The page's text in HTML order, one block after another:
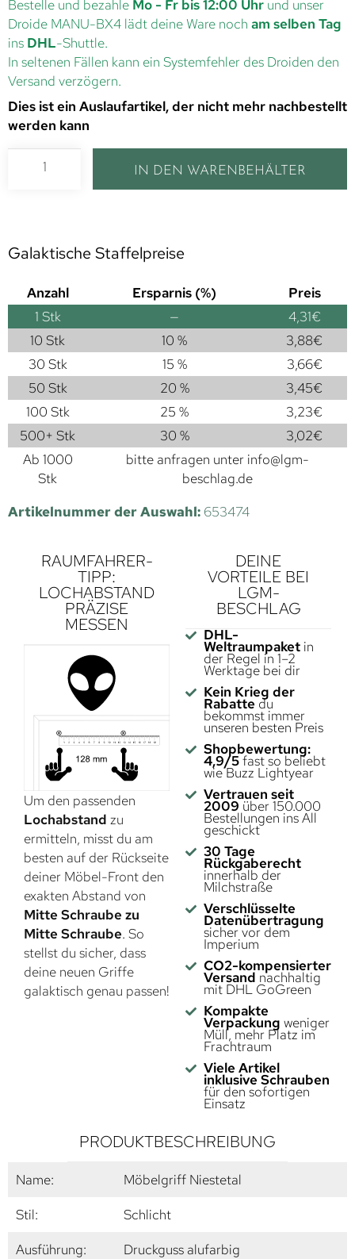
Bestelle und bezahle Mo - Fr bis 12:00 Uhr und unser
Droide MANU-BX4 lädt deine Ware noch am selben Tag
ins DHL-Shuttle.
In seltenen Fällen kann ein Systemfehler des Droiden den
Versand verzögern.
Dies ist ein Auslaufartikel, der nicht mehr nachbestellt
werden kann
IN DEN WARENBEHÄLTER
Galaktische Staffelpreise
Anzahl Ersparnis (%)
Preis
1 Stk — 4,31€
10 Stk
10 % 3,88€
30 Stk
15 % 3,66€
50 Stk
20 % 3,45€
100 Stk
25 % 3,23€
500+ Stk
30 % 3,02€
Ab 1000
Stk
bitte anfragen unter info@lgm-
beschlag.de
Artikelnummer der Auswahl: 653474
RAUMFAHRER-
TIPP:
LOCHABSTAND
PRÄZISE
MESSEN
Um den passenden
Lochabstand zu
ermitteln, misst du am
besten auf der Rückseite
deiner Möbel-Front den
exakten Abstand von
Mitte Schraube zu
Mitte Schraube. So
stellst du sicher, dass
deine neuen Griffe
galaktisch genau passen!
DEINE
VORTEILE BEI
LGM-
BESCHLAG
DHL-
Weltraumpaketin
der Regel in 1–2
Werktage bei dir
Kein Krieg der
Rabatte du
bekommst immer
unseren besten Preis
Shopbewertung:
4,9/5fast so beliebt
wie Buzz Lightyear
Vertrauen seit
2009 über 150.000
Bestellungen ins All
geschickt
30 Tage
Rückgaberecht
innerhalb der
Milchstraße
Verschlüsselte
Datenübertragung
sicher vor dem
Imperium
CO2-kompensierter
Versand nachhaltig
mit DHL GoGreen
Kompakte
Verpackung weniger
Müll, mehr Platz im
Frachtraum
Viele Artikel
inklusive Schrauben
für den sofortigen
Einsatz
PRODUKTBESCHREIBUNG
Name:
Möbelgriff Niestetal
Stil:
Schlicht
Ausführung:
Druckguss alufarbig